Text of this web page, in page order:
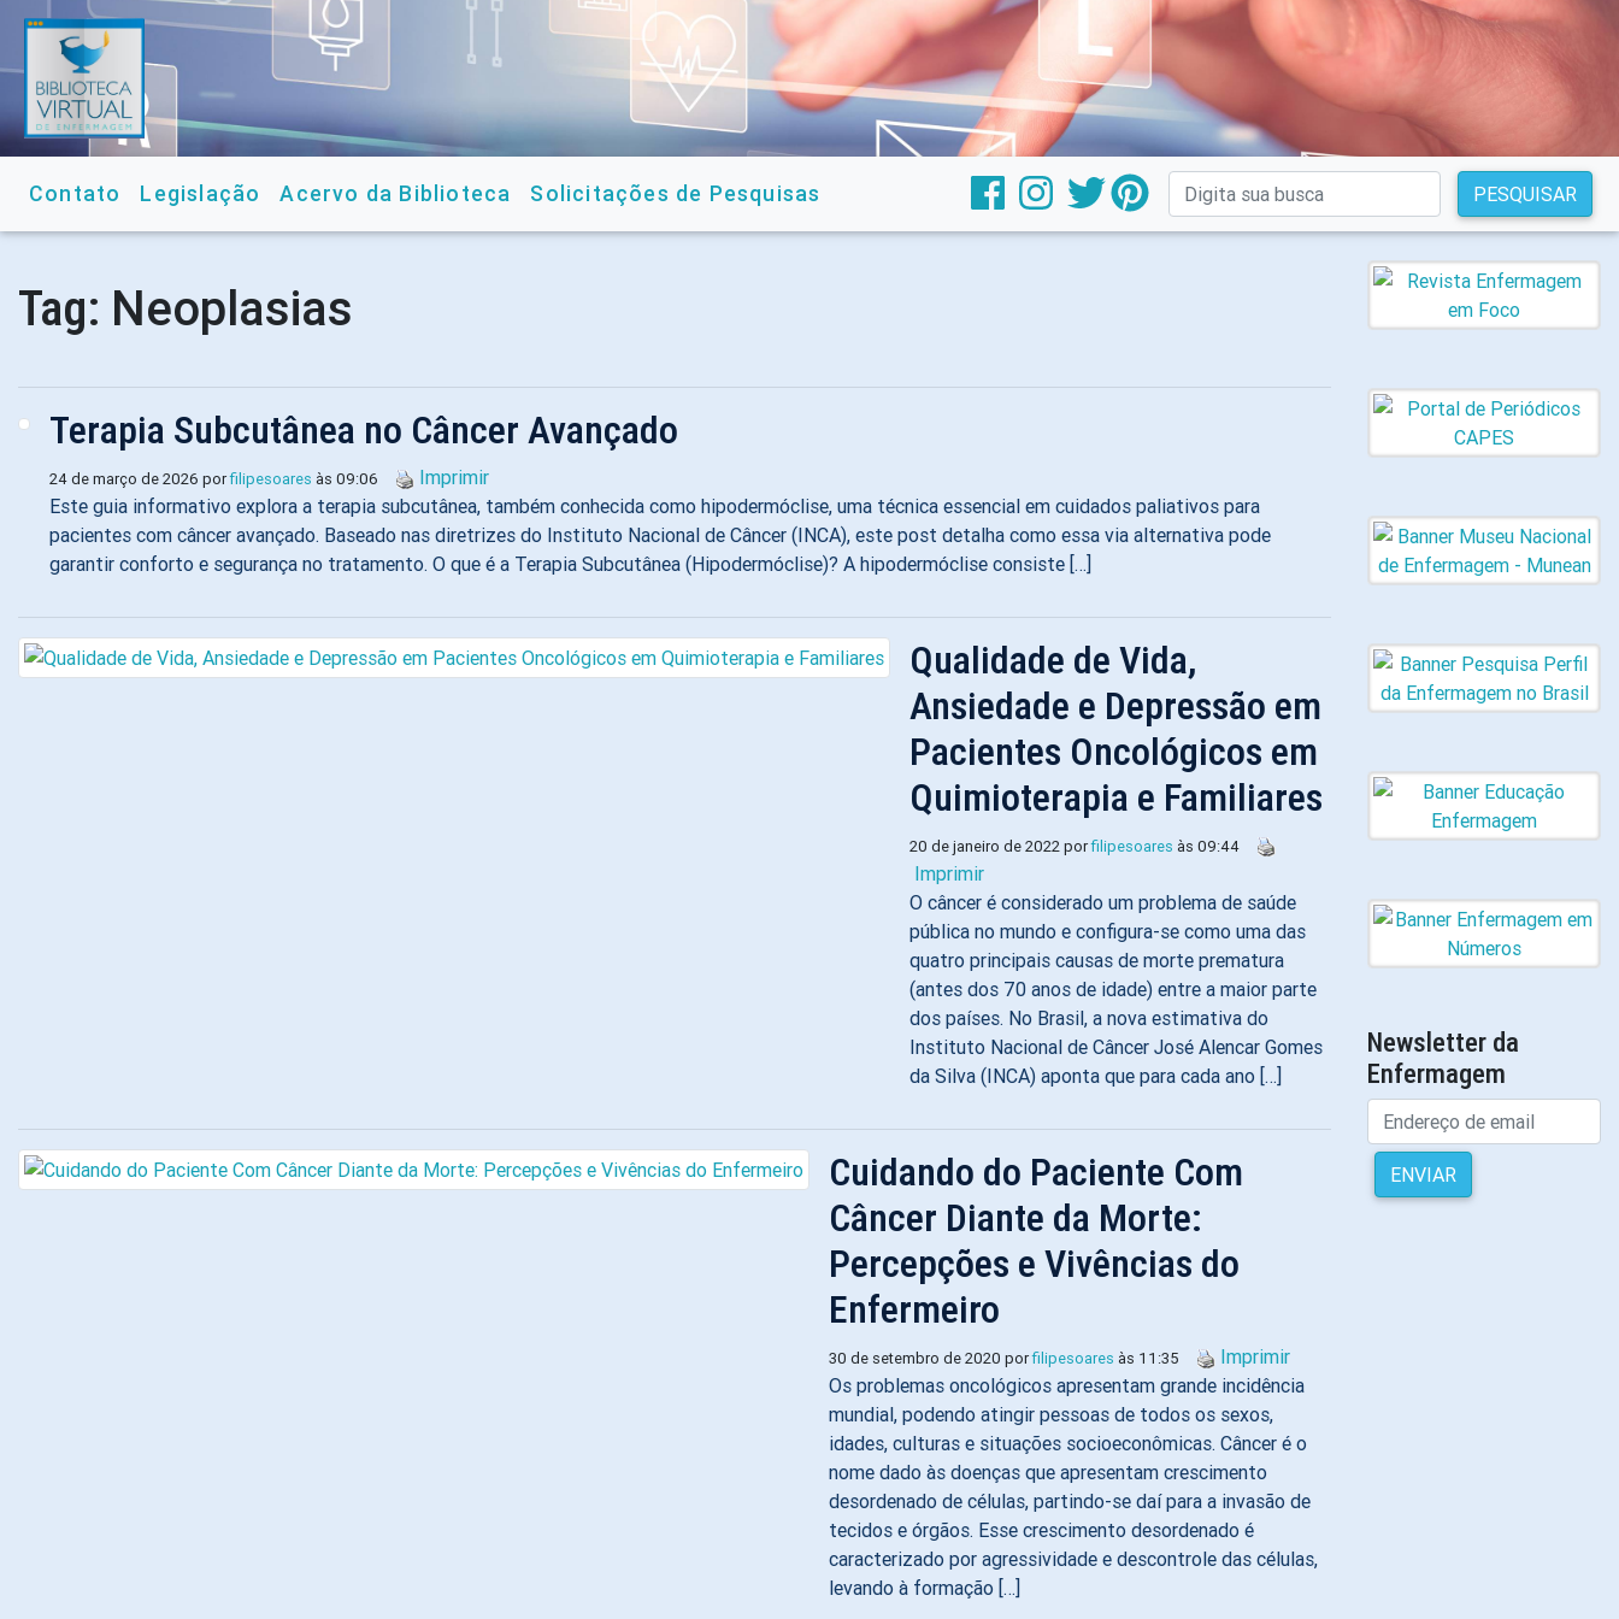
Contato Legislação Acervo da Biblioteca Solicitações de Pesquisas PESQUISAR
Tag: Neoplasias
Terapia Subcutânea no Câncer Avançado
24 de março de 2026 porfilipesoares às 09:06
Imprimir
Este guia informativo explora a terapia subcutânea, também conhecida como hipodermóclise, uma técnica essencial em cuidados paliativos para
pacientes com câncer avançado. Baseado nas diretrizes do Instituto Nacional de Câncer (INCA), este post detalha como essa via alternativa pode
garantir conforto e segurança no tratamento. O que é a Terapia Subcutânea (Hipodermóclise)? A hipodermóclise consiste […]
Qualidade de Vida,
Ansiedade e Depressão em
Pacientes Oncológicos em
Quimioterapia e Familiares
20 de janeiro de 2022 porfilipesoares às 09:44
Imprimir
O câncer é considerado um problema de saúde
pública no mundo e configura-se como uma das
quatro principais causas de morte prematura
(antes dos 70 anos de idade) entre a maior parte
dos países. No Brasil, a nova estimativa do
Instituto Nacional de Câncer José Alencar Gomes
da Silva (INCA) aponta que para cada ano […]
Cuidando do Paciente Com
Câncer Diante da Morte:
Percepções e Vivências do
Enfermeiro
30 de setembro de 2020 porfilipesoares às 11:35
Imprimir
Os problemas oncológicos apresentam grande incidência
mundial, podendo atingir pessoas de todos os sexos,
idades, culturas e situações socioeconômicas. Câncer é o
nome dado às doenças que apresentam crescimento
desordenado de células, partindo-se daí para a invasão de
tecidos e órgãos. Esse crescimento desordenado é
caracterizado por agressividade e descontrole das células,
levando à formação […]
Newsletter da
Enfermagem
ENVIAR